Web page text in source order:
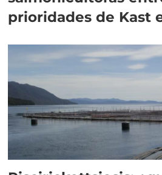
prioridades de Kast